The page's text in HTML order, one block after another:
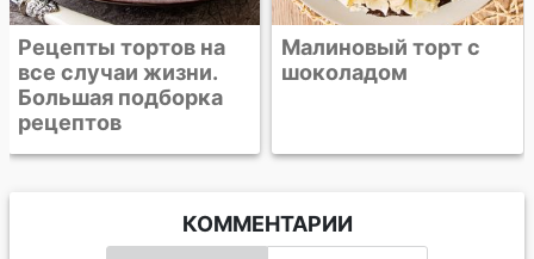
Малиновый торт с
шоколадом
КОММЕНТАРИИ